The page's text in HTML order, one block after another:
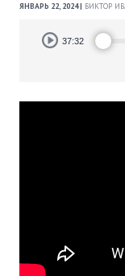
ЯНВАРЬ 22, 2024 | ВИКТОР
Audio
Player37:32